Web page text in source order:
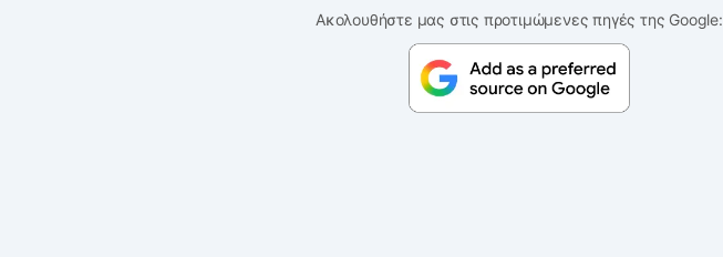
Ακολουθήστε μας στις προτιμώμενες πηγές της Google: